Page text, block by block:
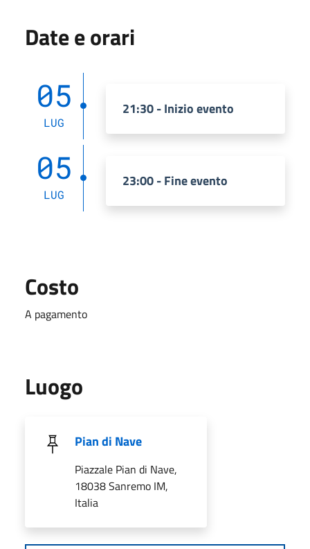
Date e orari
05
LUG
21:30 - Inizio evento
05
LUG
23:00 - Fine evento
Costo
A pagamento
Luogo
Pian di Nave
Piazzale Pian di Nave,
18038 Sanremo IM,
Italia